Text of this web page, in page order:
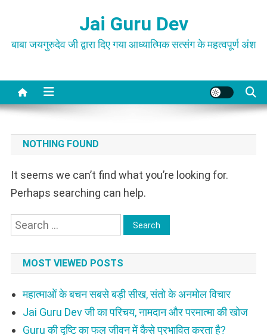
content
Jai Guru Dev
बाबा जयगुरुदेव जी द्वारा दिए गया आध्यात्मिक सत्संग के महत्वपूर्ण अंश
NOTHING FOUND
It seems we can’t find what you’re looking for.
Perhaps searching can help.
Search
MOST VIEWED POSTS
महात्माओं के बचन सबसे बड़ी सीख, संतो के अनमोल विचार
Jai Guru Dev जी का परिचय, नामदान और परमात्मा की खोज
Guru की दृष्टि का फल जीवन में कैसे प्रभावित करता है?